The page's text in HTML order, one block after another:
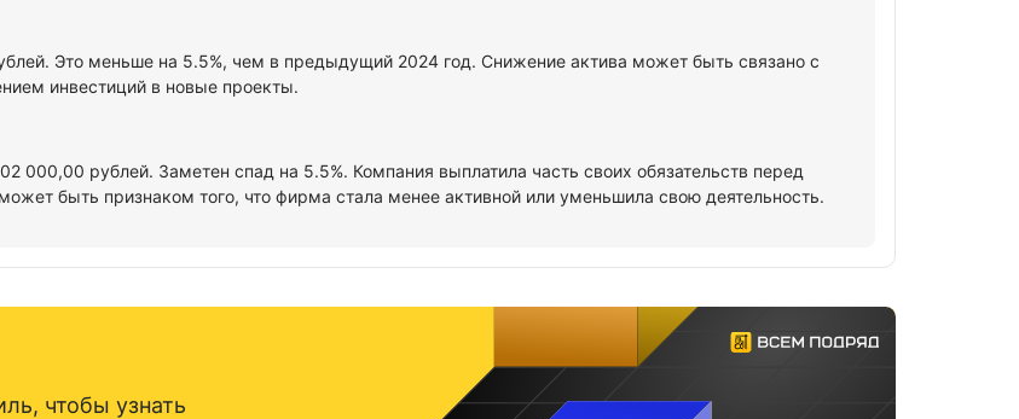
Это меньше на 5.5%, чем в предыдущий 2024 год. Снижение актива может быть связано с
инвестиций в новые проекты.
000,00 рублей. Заметен спад на 5.5%. Компания выплатила часть своих обязательств перед
быть признаком того, что фирма стала менее активной или уменьшила свою деятельность.
чтобы узнать